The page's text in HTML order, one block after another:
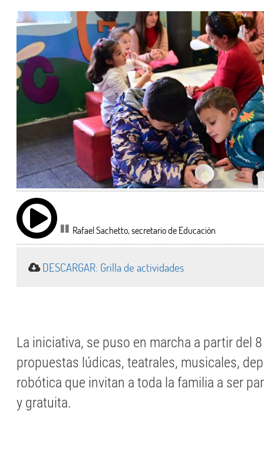
Rafael Sachetto, secretario de Educación
DESCARGAR: Grilla de actividades
La iniciativa, se puso en marcha a partir del
propuestas lúdicas, teatrales, musicales,
robótica que invitan a toda la familia a ser
y gratuita.